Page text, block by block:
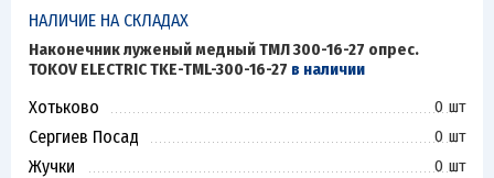
НАЛИЧИЕ НА СКЛАДАХ
Наконечник луженый медный ТМЛ 300-16-27 опрес.
TOKOV ELECTRIC TKE-TML-300-16-27 в наличии
Хотьково 0 шт
Сергиев Посад 0 шт
Жучки 0 шт